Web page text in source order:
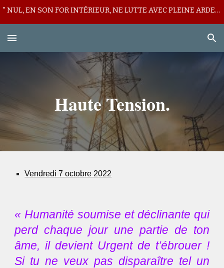
" NUL, EN SON FOR INTÉRIEUR, NE LUTTE AVEC PLEINE ARDEUR CONTRE SON LICITE MUR DE DÉFIANCE ! "
Haute Tension.
Vendredi 7 octobre 2022
« Humanité soumise et déclinante qui
perd chaque jour une partie de ton
âme, il devient Urgent de t’ébrouer !
Si tu ne veux pas disparaître tel un